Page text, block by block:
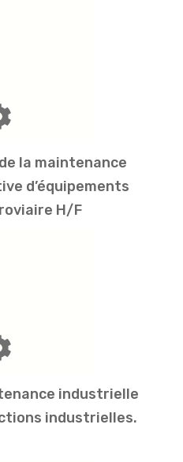
la maintenance
d’équipements
H/F
industrielle
industrielles.